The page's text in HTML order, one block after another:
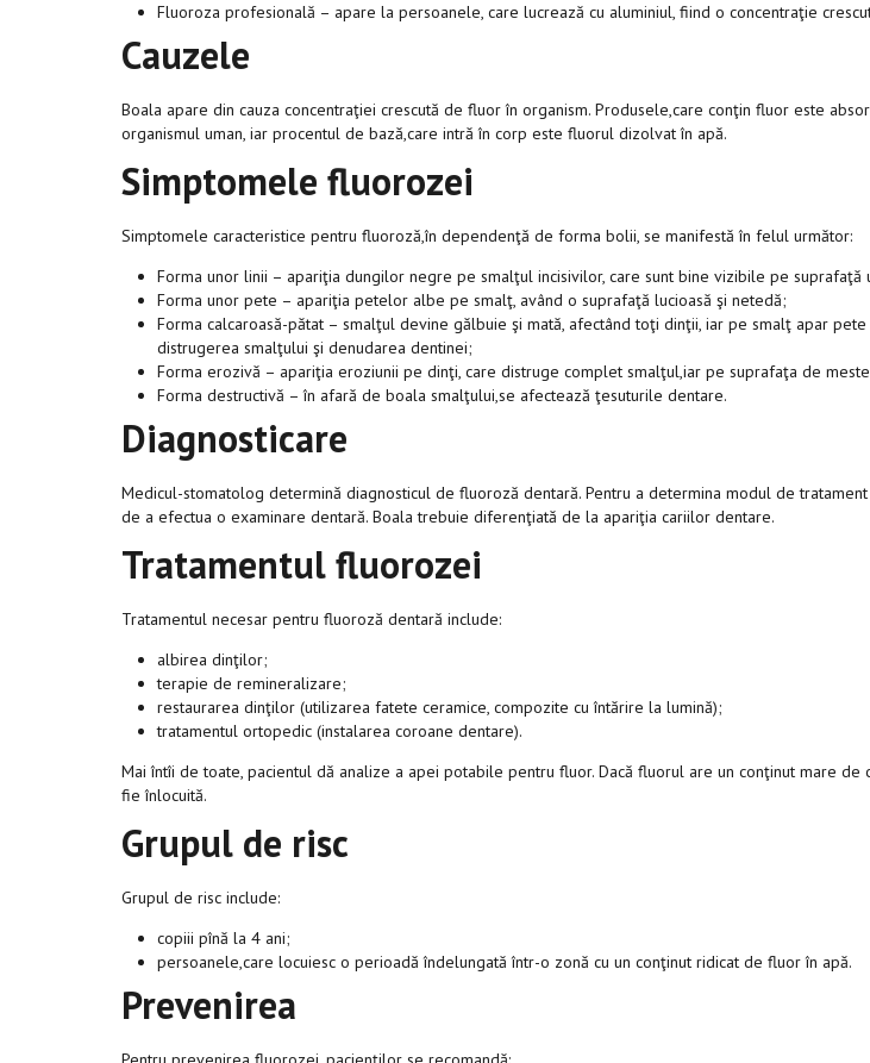
Fluoroza profesională – apare la persoanele, care lucrează cu aluminiul, fiind o concentraţie
Cauzele
Boala apare din cauza concentraţiei crescută de fluor în organism. Produsele,care conţin fluor este
organismul uman, iar procentul de bază,care intră în corp este fluorul dizolvat în apă.
Simptomele fluorozei
Simptomele caracteristice pentru fluoroză,în dependenţă de forma bolii, se manifestă în felul următor:
Forma unor linii – apariţia dungilor negre pe smalţul incisivilor, care sunt bine vizibile pe suprafaţă
Forma unor pete – apariţia petelor albe pe smalţ, având o suprafaţă lucioasă şi netedă;
Forma calcaroasă-pătat – smalţul devine gălbuie şi mată, afectând toţi dinţii, iar pe smalţ apar
distrugerea smalţului şi denudarea dentinei;
Forma erozivă – apariţia eroziunii pe dinţi, care distruge complet smalţul,iar pe suprafaţa de
Forma destructivă – în afară de boala smalţului,se afectează ţesuturile dentare.
Diagnosticare
Medicul-stomatolog determină diagnosticul de fluoroză dentară. Pentru a determina modul de
de a efectua o examinare dentară. Boala trebuie diferenţiată de la apariţia cariilor dentare.
Tratamentul fluorozei
Tratamentul necesar pentru fluoroză dentară include:
albirea dinţilor;
terapie de remineralizare;
restaurarea dinţilor (utilizarea fatete ceramice, compozite cu întărire la lumină);
tratamentul ortopedic (instalarea coroane dentare).
Mai întîi de toate, pacientul dă analize a apei potabile pentru fluor. Dacă fluorul are un conţinut mare de
fie înlocuită.
Grupul de risc
Grupul de risc include:
copiii pînă la 4 ani;
persoanele,care locuiesc o perioadă îndelungată într-o zonă cu un conţinut ridicat de fluor în apă.
Prevenirea